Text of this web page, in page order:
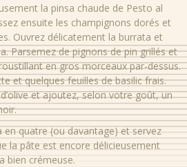
la pinsa chaude de Pesto al
ensuite les champignons dorés et
Ouvrez délicatement la burrata et
Parsemez de pignons de pin grillés et
en gros morceaux par-dessus.
et quelques feuilles de basilic frais.
d’olive et ajoutez, selon votre goût, un
en quatre (ou davantage) et servez
la pâte est encore délicieusement
bien crémeuse.